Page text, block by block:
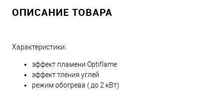
ОПИСАНИЕ ТОВАРА
Характеристики:
эффект пламени Optiflame
эффект тления углей
режим обогрева ( до 2 кВт)